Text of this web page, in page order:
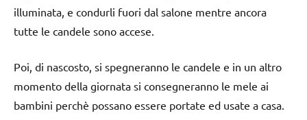
illuminata, e condurli fuori dal salone mentre ancora
tutte le candele sono accese.
Poi, di nascosto, si spegneranno le candele e in un altro
momento della giornata si consegneranno le mele ai
bambini perchè possano essere portate ed usate a casa.